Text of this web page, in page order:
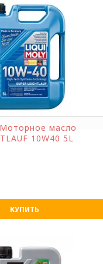
масло
10W40 5L
КУПИТЬ